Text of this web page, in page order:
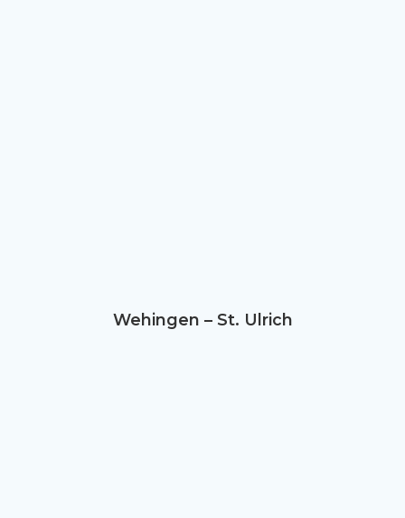
Wehingen – St. Ulrich